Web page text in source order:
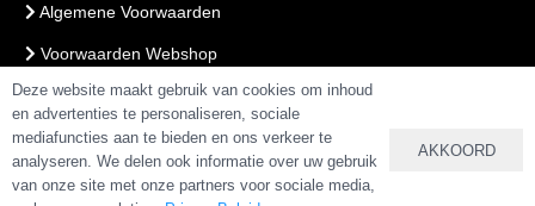
Algemene Voorwaarden
Voorwaarden Webshop
PrivacyBeleid
VEILIG BETALEN & BESTELLEN
Deze website maakt gebruik van cookies om inhoud
en advertenties te personaliseren, sociale
mediafuncties aan te bieden en ons verkeer te
analyseren. We delen ook informatie over uw gebruik
van onze site met onze partners voor sociale media,
AKKOORD